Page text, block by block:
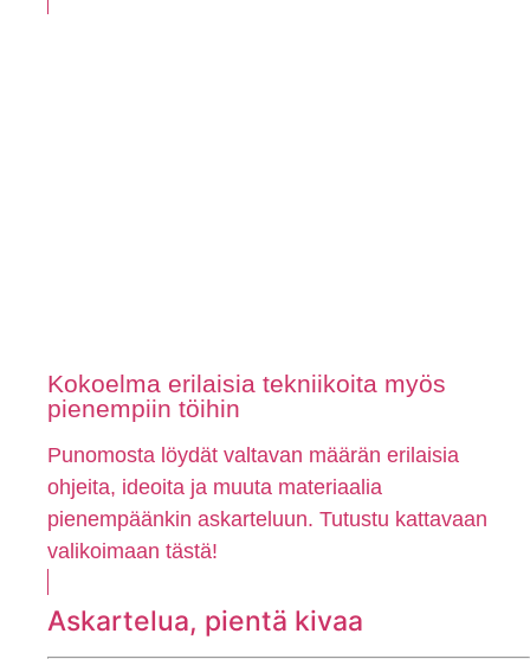
Kokoelma erilaisia tekniikoita myös
pienempiin töihin
Punomosta löydät valtavan määrän erilaisia
ohjeita, ideoita ja muuta materiaalia
pienempäänkin askarteluun. Tutustu kattavaan
valikoimaan tästä!
Askartelua, pientä kivaa